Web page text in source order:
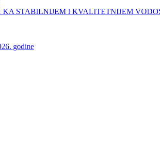
STABILNIJEM I KVALITETNIJEM
godine